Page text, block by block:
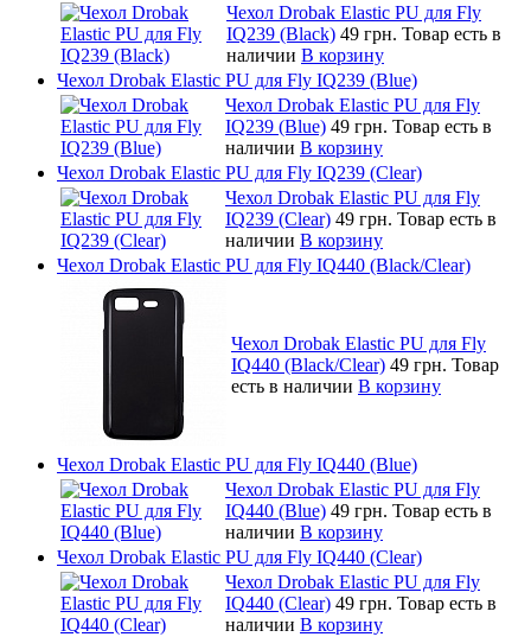
Чехол Drobak Elastic PU для Fly
IQ239 (Black) 49 грн. Товар есть в
наличии В корзину
Чехол Drobak Elastic PU для Fly IQ239 (Blue)
Чехол Drobak Elastic PU для Fly
IQ239 (Blue) 49 грн. Товар есть в
наличии В корзину
Чехол Drobak Elastic PU для Fly IQ239 (Clear)
Чехол Drobak Elastic PU для Fly
IQ239 (Clear) 49 грн. Товар есть в
наличии В корзину
Чехол Drobak Elastic PU для Fly IQ440 (Black/Clear)
Чехол Drobak Elastic PU для Fly
IQ440 (Black/Clear) 49 грн. Товар
есть в наличии В корзину
Чехол Drobak Elastic PU для Fly IQ440 (Blue)
Чехол Drobak Elastic PU для Fly
IQ440 (Blue) 49 грн. Товар есть в
наличии В корзину
Чехол Drobak Elastic PU для Fly IQ440 (Clear)
Чехол Drobak Elastic PU для Fly
IQ440 (Clear) 49 грн. Товар есть в
наличии В корзину